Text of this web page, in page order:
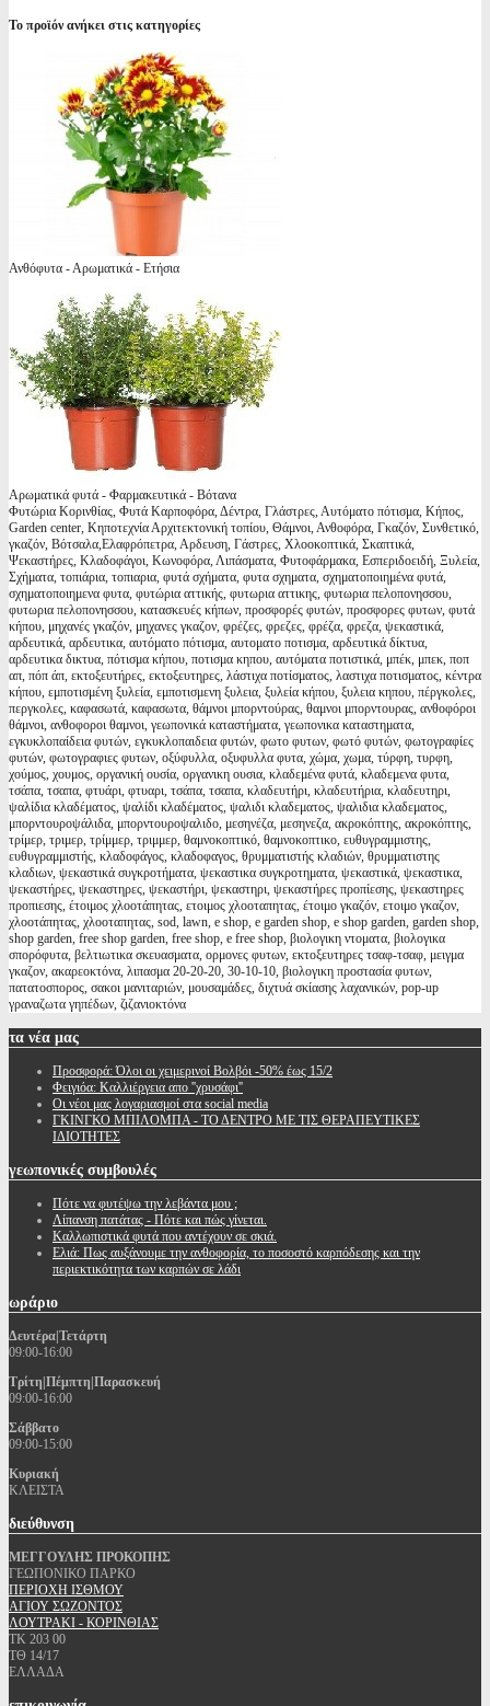
Το προϊόν ανήκει στις κατηγορίες
Ανθόφυτα - Αρωματικά - Ετήσια
Αρωματικά φυτά - Φαρμακευτικά - Βότανα
Φυτώρια Κορινθίας, Φυτά Καρποφόρα, Δέντρα, Γλάστρες, Αυτόματο πότισμα, Κήπος,
Garden center, Κηποτεχνία Αρχιτεκτονική τοπίου, Θάμνοι, Ανθοφόρα, Γκαζόν, Συνθετικό,
γκαζόν, Βότσαλα,Ελαφρόπετρα, Αρδευση, Γάστρες, Χλοοκοπτικά, Σκαπτικά,
Ψεκαστήρες, Κλαδοφάγοι, Κωνοφόρα, Λιπάσματα, Φυτοφάρμακα, Εσπεριδοειδή, Ξυλεία,
Σχήματα, τοπιάρια, τοπιαρια, φυτά σχήματα, φυτα σχηματα, σχηματοποιημένα φυτά,
σχηματοποιημενα φυτα, φυτώρια αττικής, φυτωρια αττικης, φυτωρια πελοπονησσου,
φυτωρια πελοπονησσου, κατασκευές κήπων, προσφορές φυτών, προσφορες φυτων, φυτά
κήπου, μηχανές γκαζόν, μηχανες γκαζον, φρέζες, φρεζες, φρέζα, φρεζα, ψεκαστικά,
αρδευτικά, αρδευτικα, αυτόματο πότισμα, αυτοματο ποτισμα, αρδευτικά δίκτυα,
αρδευτικα δικτυα, πότισμα κήπου, ποτισμα κηπου, αυτόματα ποτιστικά, μπέκ, μπεκ, ποπ
απ, πόπ άπ, εκτοξευτήρες, εκτοξευτηρες, λάστιχα ποτίσματος, λαστιχα ποτισματος, κέντρα
κήπου, εμποτισμένη ξυλεία, εμποτισμενη ξυλεια, ξυλεία κήπου, ξυλεια κηπου, πέργκολες,
περγκολες, καφασωτά, καφασωτα, θάμνοι μπορντούρας, θαμνοι μπορντουρας, ανθοφόροι
θάμνοι, ανθοφοροι θαμνοι, γεωπονικά καταστήματα, γεωπονικα καταστηματα,
εγκυκλοπαίδεια φυτών, εγκυκλοπαιδεια φυτών, φωτο φυτων, φωτό φυτών, φωτογραφίες
φυτών, φωτογραφιες φυτων, οξύφυλλα, οξυφυλλα φυτα, χώμα, χωμα, τύρφη, τυρφη,
χούμος, χουμος, οργανική ουσία, οργανικη ουσια, κλαδεμένα φυτά, κλαδεμενα φυτα,
τσάπα, τσαπα, φτυάρι, φτυαρι, τσάπα, τσαπα, κλαδευτήρι, κλαδευτήρια, κλαδευτηρι,
ψαλίδια κλαδέματος, ψαλίδι κλαδέματος, ψαλιδι κλαδεματος, ψαλιδια κλαδεματος,
μπορντουροψάλιδα, μπορντουροψαλιδο, μεσηνέζα, μεσηνεζα, ακροκόπτης, ακροκόπτης,
τρίμερ, τριμερ, τρίμμερ, τριμμερ, θαμνοκοπτικό, θαμνοκοπτικο, ευθυγραμμιστης,
ευθυγραμμιστής, κλαδοφάγος, κλαδοφαγος, θρυμματιστής κλαδιών, θρυμματιστης
κλαδιων, ψεκαστικά συγκροτήματα, ψεκαστικα συγκροτηματα, ψεκαστικά, ψεκαστικα,
ψεκαστήρες, ψεκαστηρες, ψεκαστήρι, ψεκαστηρι, ψεκαστήρες προπίεσης, ψεκαστηρες
προπιεσης, έτοιμος χλοοτάπητας, ετοιμος χλοοταπητας, έτοιμο γκαζόν, ετοιμο γκαζον,
χλοοτάπητας, χλοοταπητας, sod, lawn, e shop, e garden shop, e shop garden, garden shop,
shop garden, free shop garden, free shop, e free shop, βιολογικη ντοματα, βιολογικα
σπορόφυτα, βελτιωτικα σκευασματα, ορμονες φυτων, εκτοξευτηρες τσαφ-τσαφ, μειγμα
γκαζον, ακαρεοκτόνα, λιπασμα 20-20-20, 30-10-10, βιολογικη προστασία φυτων,
πατατοσπορος, σακοι μανιταριών, μουσαμάδες, διχτυά σκίασης λαχανικών, pop-up
γραναζωτα γηπέδων, ζιζανιοκτόνα
τα νέα μας
Προσφορά: Όλοι οι χειμερινοί Βολβόι -50% έως 15/2
Φειγιόα: Καλλιέργεια απο ''χρυσάφι''
Oι νέοι μας λογαριασμοί στα social media
ΓΚΙΝΓΚΟ ΜΠΙΛΟΜΠΑ - ΤΟ ΔΕΝΤΡΟ ΜΕ ΤΙΣ ΘΕΡΑΠΕΥΤΙΚΕΣ
ΙΔΙΟΤΗΤΕΣ
γεωπονικές συμβουλές
Πότε να φυτέψω την λεβάντα μου ;
Λίπανση πατάτας - Πότε και πώς γίνεται.
Καλλωπιστικά φυτά που αντέχουν σε σκιά.
Ελιά: Πως αυξάνουμε την ανθοφορία, το ποσοστό καρπόδεσης και την
περιεκτικότητα των καρπών σε λάδι
ωράριο
Δευτέρα|Τετάρτη
09:00-16:00
Τρίτη|Πέμπτη|Παρασκευή
09:00-16:00
Σάββατο
09:00-15:00
Κυριακή
ΚΛΕΙΣΤΑ
διεύθυνση
ΜΕΓΓΟΥΛΗΣ ΠΡΟΚΟΠΗΣ
ΓΕΩΠΟΝΙΚΟ ΠΑΡΚΟ
ΠΕΡΙΟΧΗ ΙΣΘΜΟΥ
ΑΓΙΟΥ ΣΩΖΟΝΤΟΣ
ΛΟΥΤΡΑΚΙ - ΚΟΡΙΝΘΙΑΣ
ΤΚ 203 00
ΤΘ 14/17
ΕΛΛΑΔΑ